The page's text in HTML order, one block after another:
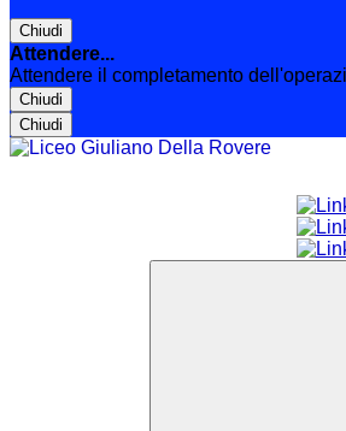
Chiudi
Attendere...
Attendere il completamento
Chiudi
Chiudi